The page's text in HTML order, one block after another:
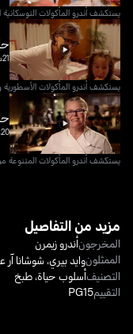
يستكشف أندرو المأكولات التوسكانية
21د
يستكشف أندرو المأكولات الأسطورية
20د
يستكشف أندرو المأكولات المتنوعة
مزيد من التفاصيل
المخرجونأندرو زيمرن
الممثلونوايد بيري، شوشانا آر
التصنيفأسلوب حياة،طبخ
التقييمPG15